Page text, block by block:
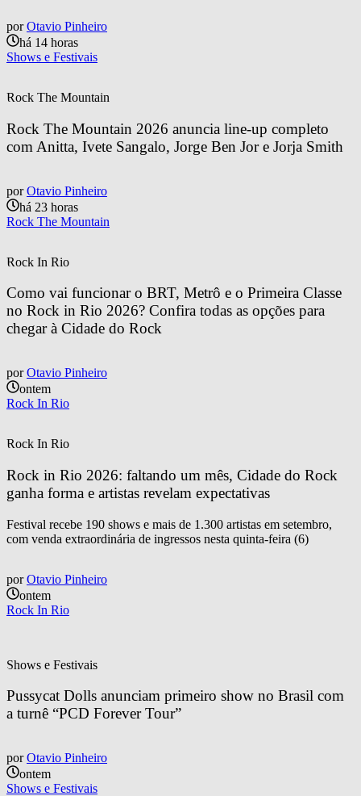
por Otavio Pinheiro
há 14 horas
Shows e Festivais
Rock The Mountain
Rock The Mountain 2026 anuncia line-up completo
com Anitta, Ivete Sangalo, Jorge Ben Jor e Jorja Smith
por Otavio Pinheiro
há 23 horas
Rock The Mountain
Rock In Rio
Como vai funcionar o BRT, Metrô e o Primeira Classe
no Rock in Rio 2026? Confira todas as opções para
chegar à Cidade do Rock
por Otavio Pinheiro
ontem
Rock In Rio
Rock In Rio
Rock in Rio 2026: faltando um mês, Cidade do Rock
ganha forma e artistas revelam expectativas
Festival recebe 190 shows e mais de 1.300 artistas em setembro,
com venda extraordinária de ingressos nesta quinta-feira (6)
por Otavio Pinheiro
ontem
Rock In Rio
Shows e Festivais
Pussycat Dolls anunciam primeiro show no Brasil com
a turnê “PCD Forever Tour”
por Otavio Pinheiro
ontem
Shows e Festivais